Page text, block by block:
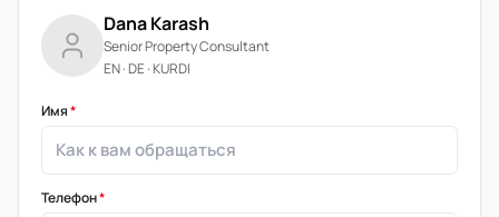
Dana Karash
Senior Property Consultant
EN · DE · KURDI
Имя*
Телефон*